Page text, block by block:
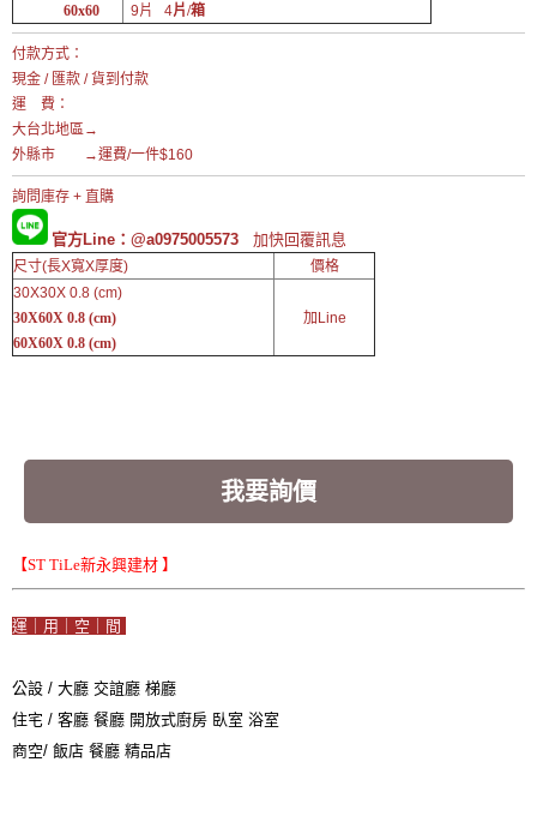
60x60
9片 4片/箱
付款方式：
現金 / 匯款 / 貨到付款
運 費：
大台北地區→
外縣市 →運費/一件$160
詢問庫存 + 直購
官方Line：@a0975005573 加快回覆訊息
尺寸(長X寬X厚度)
價格
30X30X 0.8 (cm)
30X60X 0.8 (cm)
60X60X 0.8 (cm)
加Line
我要詢價
【ST TiLe新永興建材 】
運｜用｜空｜間
公設 / 大廳 交誼廳 梯廳
住宅 / 客廳 餐廳 開放式廚房 臥室 浴室